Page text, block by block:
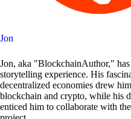
Jon
Jon, aka "BlockchainAuthor," has
storytelling experience. His
decentralized economies drew
blockchain and crypto, while his
enticed him to collaborate with